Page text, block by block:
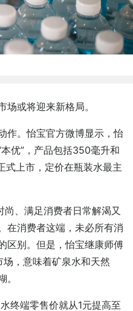
或将迎来新格局。
作。怡宝官方微博显示，怡
优”，产品包括350毫升和
式上市，定价在瓶装水最主
尚、满足消费者日常解渴又
在消费者这端，未必所有消
区别。但是，怡宝继康师傅
，意味着矿泉水和天然
终端零售价就从1元提高至